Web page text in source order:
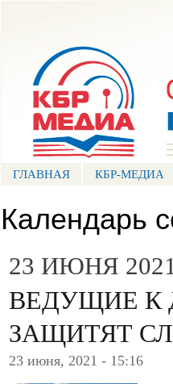
ГЛАВНАЯ КБР-МЕДИА
Календарь
23 ИЮНЯ 2021
ВЕДУЩИЕ К
ЗАЩИТЯТ
23 июня, 2021 - 15:16